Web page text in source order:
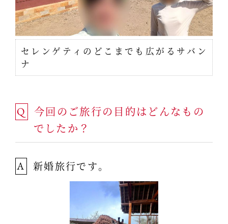
セレンゲティのどこまでも広がるサバン
ナ
Q
今回のご旅行の目的はどんなもの
でしたか？
A 新婚旅行です。